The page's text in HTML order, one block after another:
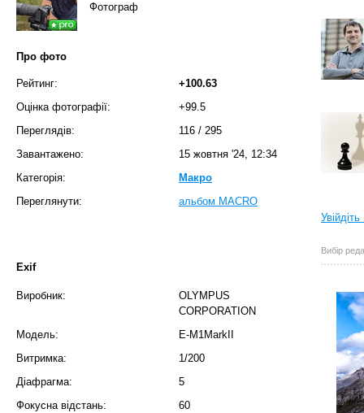
Фотограф
Про фото
Рейтинг:
+100.63
Оцінка фотографії:
+99.5
Переглядів:
116 / 295
Завантажено:
15 жовтня '24, 12:34
Категорія:
Макро
Переглянути:
альбом MACRO
Exif
Виробник:
OLYMPUS
CORPORATION
Модель:
E-M1MarkII
Витримка:
1/200
Діафрагма:
5
Фокусна відстань:
60
Вибір